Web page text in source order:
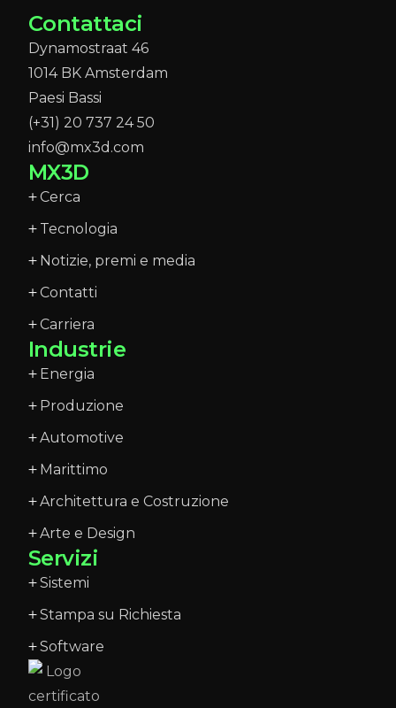
Contattaci
Dynamostraat 46
1014 BK Amsterdam
Paesi Bassi
(+31) 20 737 24 50
info@mx3d.com
MX3D
Cerca
Tecnologia
Notizie, premi e media
Contatti
Carriera
Industrie
Energia
Produzione
Automotive
Marittimo
Architettura e Costruzione
Arte e Design
Servizi
Sistemi
Stampa su Richiesta
Software